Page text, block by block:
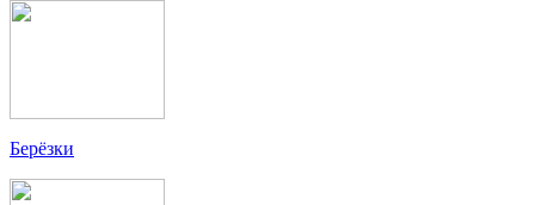
Берёзки